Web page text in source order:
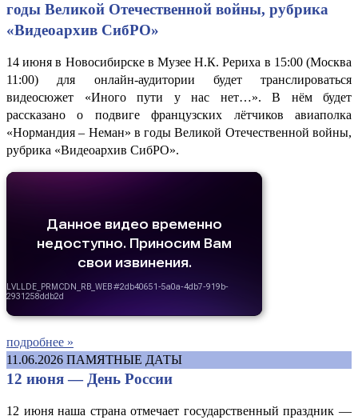
годы Великой Отечественной войны, рубрика
«Видеоархив СибРО»
14 июня в Новосибирске в Музее Н.К. Рериха в 15:00 (Москва
11:00) для онлайн-аудитории будет транслироваться
видеосюжет «Иного пути у нас нет…». В нём будет
рассказано о подвиге французских лётчиков авиаполка
«Нормандия – Неман» в годы Великой Отечественной войны,
рубрика «Видеоархив СибРО».
подробнее »
11.06.2026 ПАМЯТНЫЕ ДАТЫ
12 июня — День России
12 июня наша страна отмечает государственный праздник —